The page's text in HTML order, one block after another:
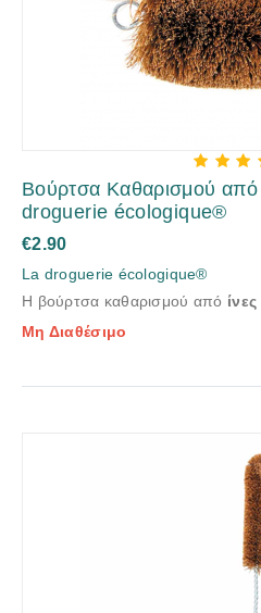
Βούρτσα Καθαρισμού
droguerie écologique®
€2.90
La droguerie écologique®
Η βούρτσα καθαρισμού από
Μη Διαθέσιμο